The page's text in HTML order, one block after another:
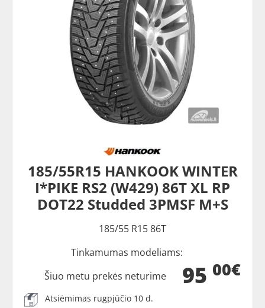
185/55R15 HANKOOK WINTER
I*PIKE RS2 (W429) 86T XL RP
DOT22 Studded 3PMSF M+S
185/55 R15 86T
Tinkamumas modeliams:
95 00€
Šiuo metu prekės neturime
Atsiėmimas rugpjūčio 10 d.